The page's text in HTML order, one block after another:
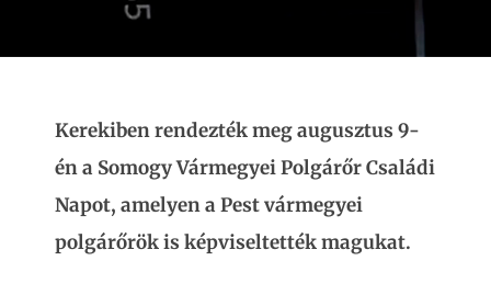
Kerekiben rendezték meg augusztus 9-
én a Somogy Vármegyei Polgárőr Családi
Napot, amelyen a Pest vármegyei
polgárőrök is képviseltették magukat.